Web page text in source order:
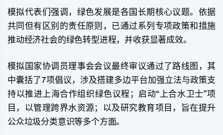
模拟代表们强调，绿色发展是各国长期核心议题。依据
共同但有区别的责任原则，已通过系列专项政策和措施
推动经济社会的绿色转型进程，并收获显著成效。
模拟国家协调员理事会会议最终审议通过了路线图，其
中囊括了7项倡议，涉及搭建多边平台加强立法与政策支
持以推进上海合作组织绿色议程；启动“上合水卫士”项
目，以管理跨界水资源；以及研究教育项目，旨在提升
公众垃圾分类意识等多个方面。